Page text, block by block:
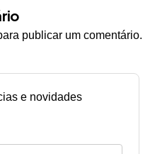
publicar um comentário.
e novidades